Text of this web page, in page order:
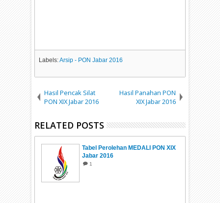
Labels:Arsip - PON Jabar 2016
Hasil Pencak Silat
PON XIX Jabar 2016
Hasil Panahan PON
XIX Jabar 2016
RELATED POSTS
Tabel Perolehan MEDALI PON XIX
Jabar 2016
1